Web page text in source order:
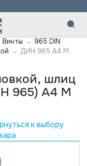
Винты → 965 DIN
→ ДИН 965 А4 M
шлиц
965) А4 M
к выбору